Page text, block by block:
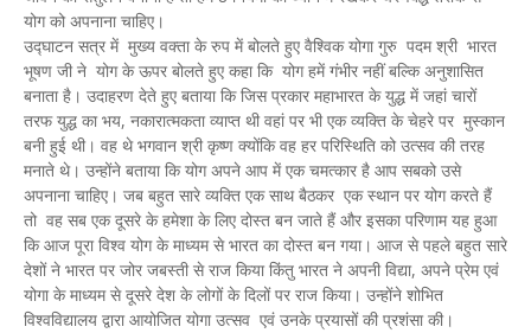
योग को अपनाना चाहिए।
उद्घाटन सत्र में मुख्य वक्ता के रुप में बोलते हुए वैश्विक योगा गुरु पदम श्री भारत
भूषण जी ने योग के ऊपर बोलते हुए कहा कि योग हमें गंभीर नहीं बल्कि अनुशासित
बनाता है। उदाहरण देते हुए बताया कि जिस प्रकार महाभारत के युद्ध में जहां चारों
तरफ युद्ध का भय, नकारात्मकता व्याप्त थी वहां पर भी एक व्यक्ति के चेहरे पर मुस्कान
बनी हुई थी। वह थे भगवान श्री कृष्ण क्योंकि वह हर परिस्थिति को उत्सव की तरह
मनाते थे। उन्होंने बताया कि योग अपने आप में एक चमत्कार है आप सबको उसे
अपनाना चाहिए। जब बहुत सारे व्यक्ति एक साथ बैठकर एक स्थान पर योग करते हैं
तो वह सब एक दूसरे के हमेशा के लिए दोस्त बन जाते हैं और इसका परिणाम यह हुआ
कि आज पूरा विश्व योग के माध्यम से भारत का दोस्त बन गया। आज से पहले बहुत सारे
देशों ने भारत पर जोर जबस्ती से राज किया किंतु भारत ने अपनी विद्या, अपने प्रेम एवं
योगा के माध्यम से दूसरे देश के लोगों के दिलों पर राज किया। उन्होंने शोभित
विश्वविद्यालय द्वारा आयोजित योगा उत्सव एवं उनके प्रयासों की प्रशंसा की।